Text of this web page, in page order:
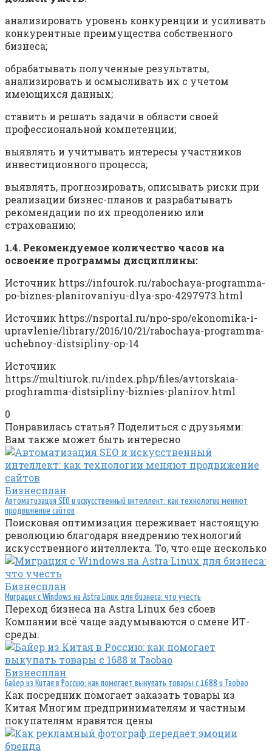
анализировать уровень конкуренции и усиливать
конкурентные преимущества собственного
бизнеса;
обрабатывать полученные результаты,
анализировать и осмысливать их с учетом
имеющихся данных;
ставить и решать задачи в области своей
профессиональной компетенции;
выявлять и учитывать интересы участников
инвестиционного процесса;
выявлять, прогнозировать, описывать риски при
реализации бизнес-планов и разрабатывать
рекомендации по их преодолению или
страхованию;
1.4. Рекомендуемое количество часов на
освоение программы дисциплины:
Источник https://infourok.ru/rabochaya-programma-
po-biznes-planirovaniyu-dlya-spo-4297973.html
Источник https://nsportal.ru/npo-spo/ekonomika-i-
upravlenie/library/2016/10/21/rabochaya-programma-
uchebnoy-distsipliny-op-14
Источник
https://multiurok.ru/index.php/files/avtorskaia-
proghramma-distsipliny-biznies-planirov.html
0
Понравилась статья? Поделиться с друзьями:
Вам также может быть интересно
Бизнесплан
Автоматизация SEO и искусственный интеллект: как технологии меняют
продвижение сайтов
Поисковая оптимизация переживает настоящую
революцию благодаря внедрению технологий
искусственного интеллекта. То, что еще несколько
Бизнесплан
Миграция с Windows на Astra Linux для бизнеса: что учесть
Переход бизнеса на Astra Linux без сбоев
Компании всё чаще задумываются о смене ИТ-
среды.
Бизнесплан
Байер из Китая в Россию: как помогает выкупать товары с 1688 и Taobao
Как посредник помогает заказать товары из
Китая Многим предпринимателям и частным
покупателям нравятся цены